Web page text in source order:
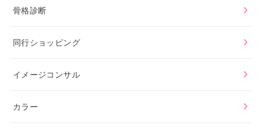
骨格診断
同行ショッピング
イメージコンサル
カラー